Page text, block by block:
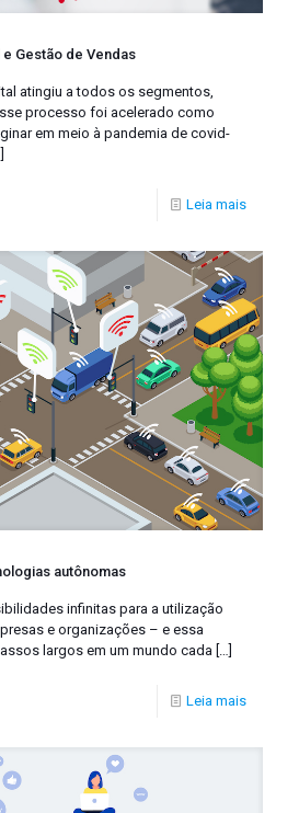
Gestão de Vendas
atingiu a todos os segmentos,
processo foi acelerado como
em meio à pandemia de covid-
Leia mais
autônomas
infinitas para a utilização
e organizações – e essa
largos em um mundo cada […]
Leia mais